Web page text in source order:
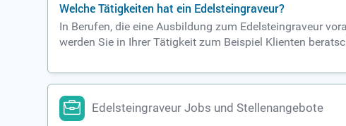
Welche Tätigkeiten hat ein Edelsteingraveur?
In Berufen, die eine Ausbildung zum Edelsteingraveur
werden Sie in Ihrer Tätigkeit zum Beispiel Klienten
Edelsteingraveur Jobs und Stellenangebote